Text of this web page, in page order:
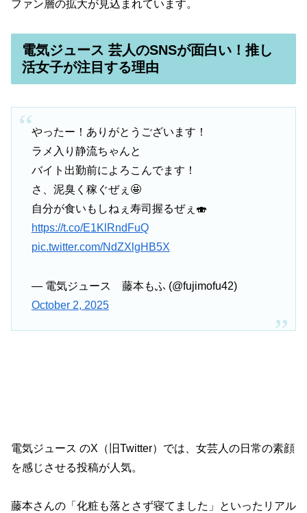
ファン層の拡大が見込まれています。
電気ジュース 芸人のSNSが面白い！推し
活女子が注目する理由
やったー！ありがとうございます！
ラメ入り静流ちゃんと
バイト出勤前によろこんでます！
さ、泥臭く稼ぐぜぇ🤩
自分が食いもしねぇ寿司握るぜぇ🍣
https://t.co/E1KlRndFuQ
pic.twitter.com/NdZXlgHB5X
— 電気ジュース 藤本もふ (@fujimofu42)
October 2, 2025
電気ジュース のX（旧Twitter）では、女芸人の日常の素顔
を感じさせる投稿が人気。
藤本さんの「化粧も落とさず寝てました」といったリアル